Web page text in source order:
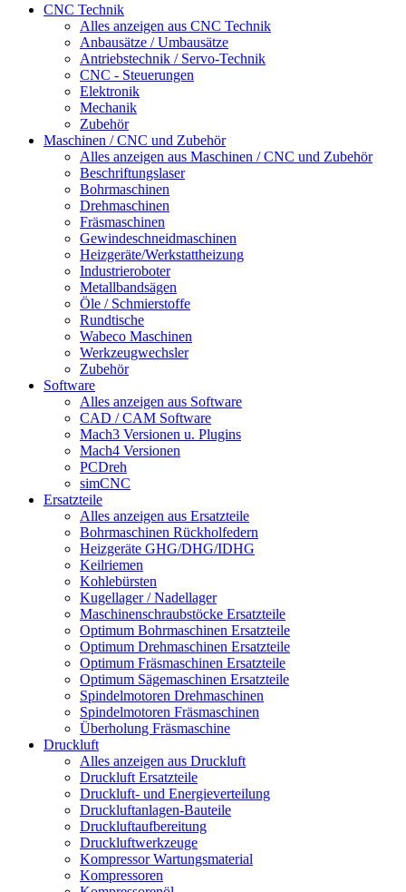
CNC Technik
Alles anzeigen aus CNC Technik
Anbausätze / Umbausätze
Antriebstechnik / Servo-Technik
CNC - Steuerungen
Elektronik
Mechanik
Zubehör
Maschinen / CNC und Zubehör
Alles anzeigen aus Maschinen / CNC und Zubehör
Beschriftungslaser
Bohrmaschinen
Drehmaschinen
Fräsmaschinen
Gewindeschneidmaschinen
Heizgeräte/Werkstattheizung
Industrieroboter
Metallbandsägen
Öle / Schmierstoffe
Rundtische
Wabeco Maschinen
Werkzeugwechsler
Zubehör
Software
Alles anzeigen aus Software
CAD / CAM Software
Mach3 Versionen u. Plugins
Mach4 Versionen
PCDreh
simCNC
Ersatzteile
Alles anzeigen aus Ersatzteile
Bohrmaschinen Rückholfedern
Heizgeräte GHG/DHG/IDHG
Keilriemen
Kohlebürsten
Kugellager / Nadellager
Maschinenschraubstöcke Ersatzteile
Optimum Bohrmaschinen Ersatzteile
Optimum Drehmaschinen Ersatzteile
Optimum Fräsmaschinen Ersatzteile
Optimum Sägemaschinen Ersatzteile
Spindelmotoren Drehmaschinen
Spindelmotoren Fräsmaschinen
Überholung Fräsmaschine
Druckluft
Alles anzeigen aus Druckluft
Druckluft Ersatzteile
Druckluft- und Energieverteilung
Druckluftanlagen-Bauteile
Druckluftaufbereitung
Druckluftwerkzeuge
Kompressor Wartungsmaterial
Kompressoren